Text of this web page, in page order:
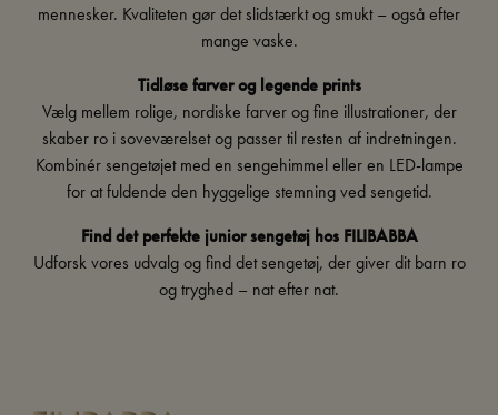
mennesker. Kvaliteten gør det slidstærkt og smukt – også efter
mange vaske.
Tidløse farver og legende prints
Vælg mellem rolige, nordiske farver og fine illustrationer, der
skaber ro i soveværelset og passer til resten af indretningen.
Kombinér sengetøjet med en sengehimmeleller en LED-lampe
for at fuldende den hyggelige stemning ved sengetid.
Find det perfekte junior sengetøj hos FILIBABBA
Udforsk vores udvalg og find det sengetøj, der giver dit barn ro
og tryghed – nat efter nat.